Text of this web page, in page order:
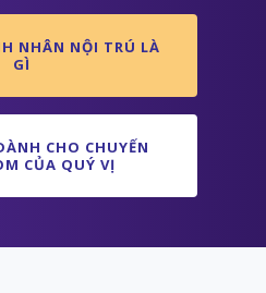
NHÂN NỘI TRÚ LÀ
GÌ
CHO CHUYẾN
CỦA QUÝ VỊ